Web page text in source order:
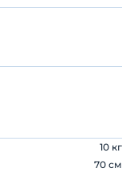
10 кг
70 см